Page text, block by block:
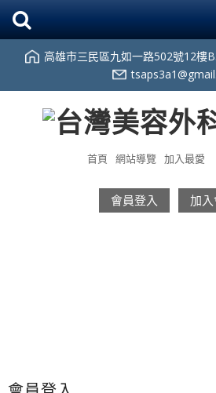
高雄市三民區九如一路502號12樓
首頁 網站導覽 加入最愛
會員登入 加入